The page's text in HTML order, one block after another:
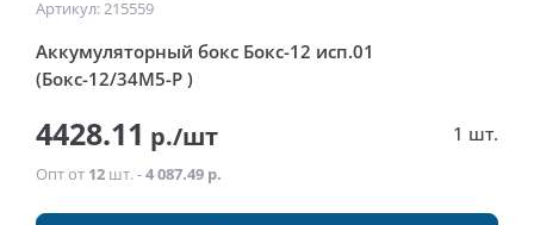
Артикул: 215559
Аккумуляторный бокс Бокс-12 исп.01
(Бокс-12/34М5-Р )
4428.11 р./шт 1 шт.
Опт от 12 шт. -4 087.49 р.